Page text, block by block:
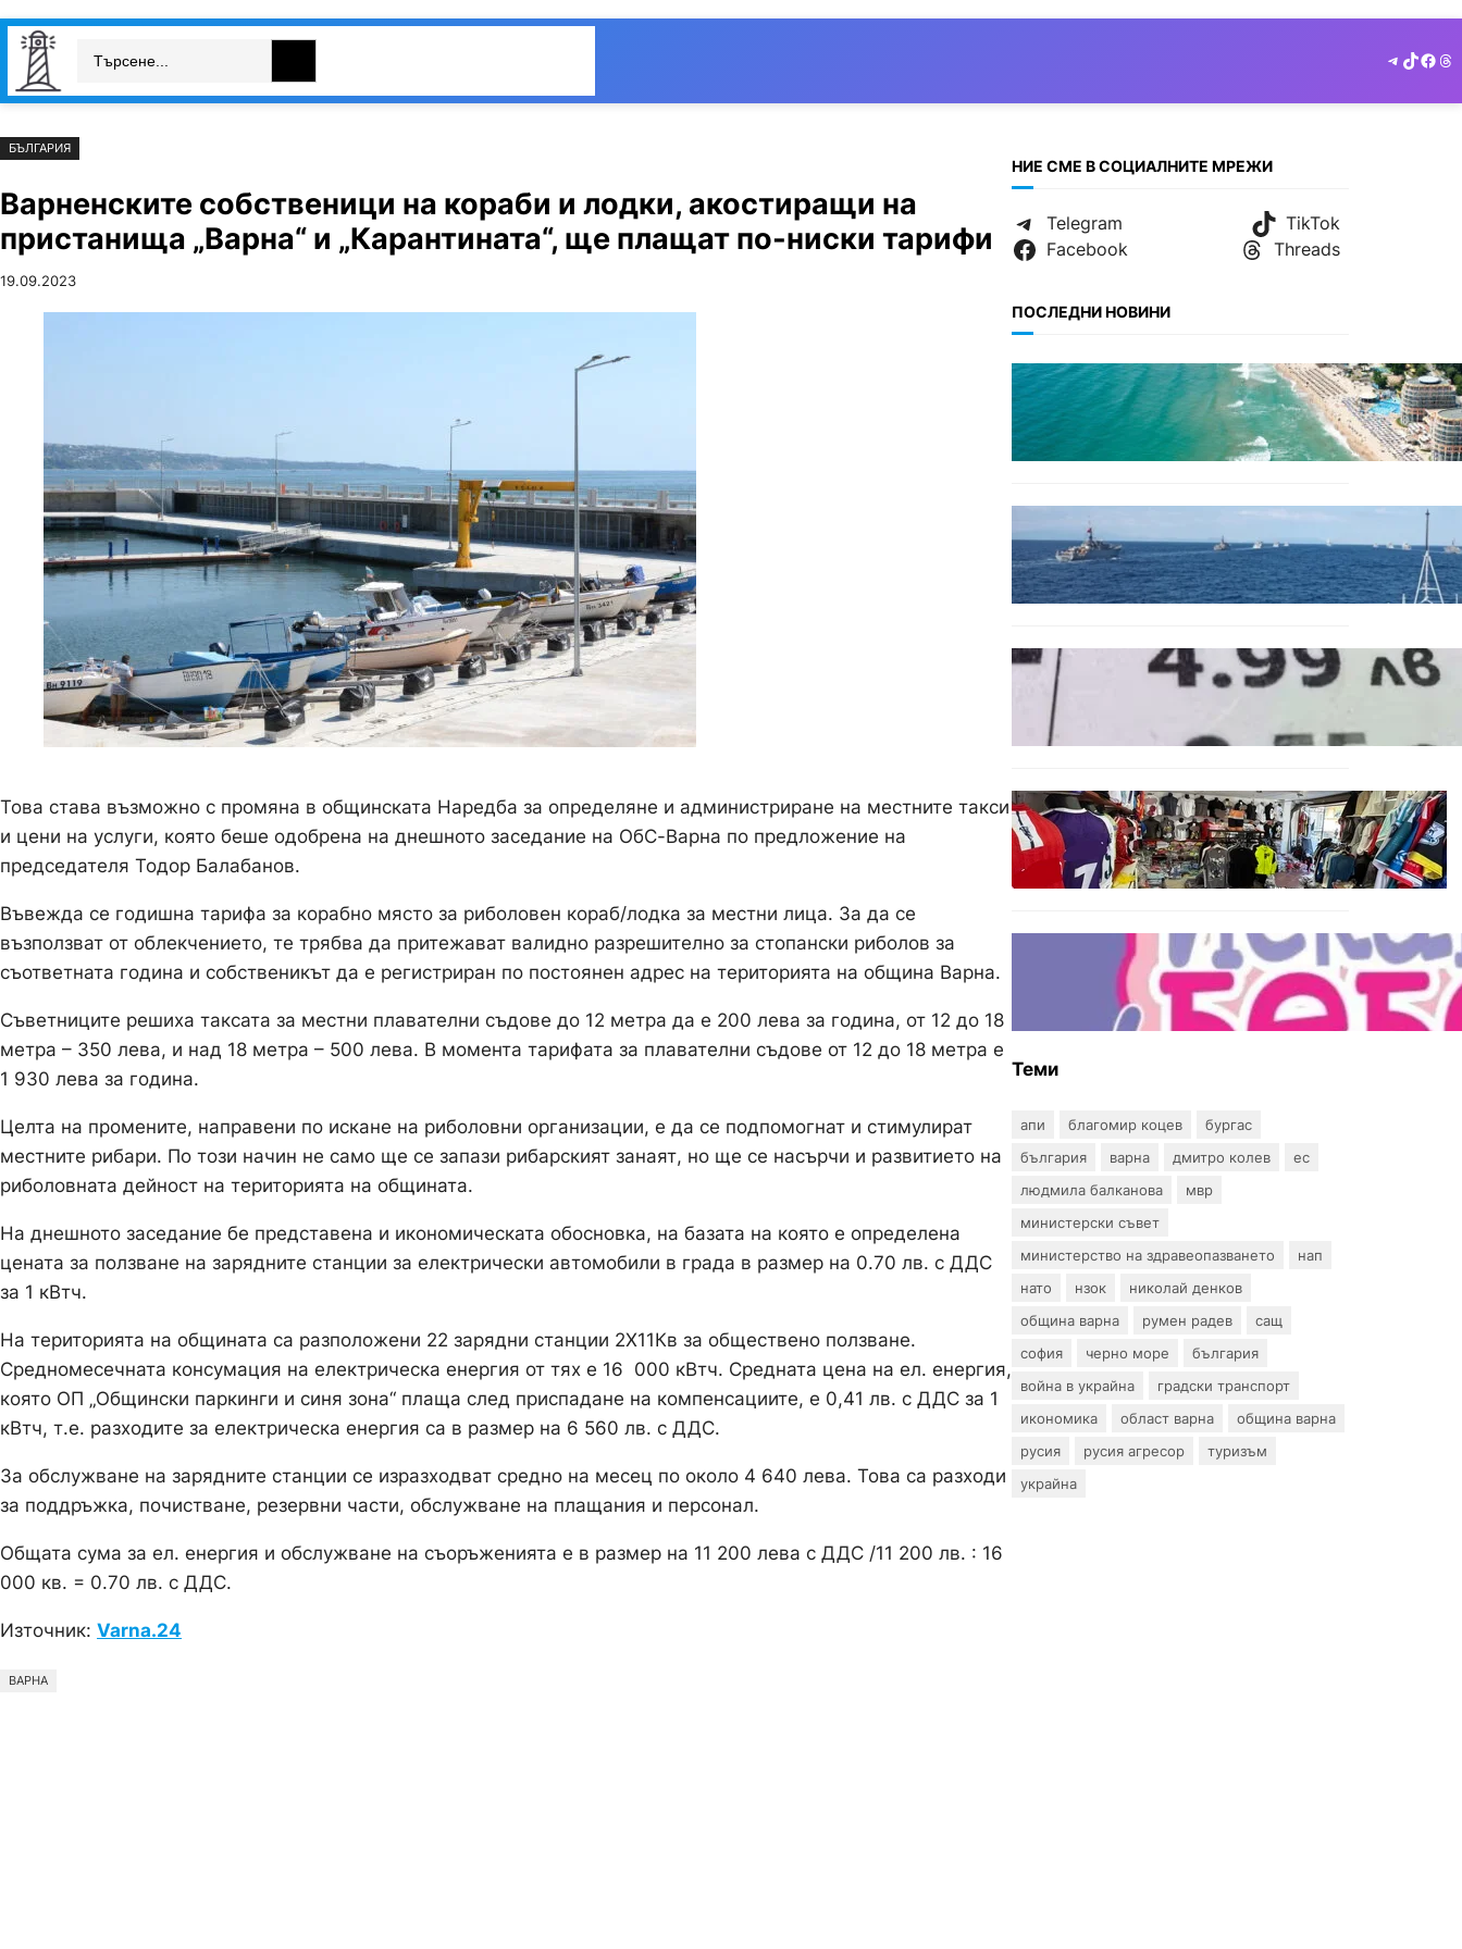
Към
съдържанието
Skip
cont
Telegram
TikTok
БЪЛГАРИЯ
Варненските собственици на кораби и лодки, акостиращи на
пристанища „Варна“ и „Карантината“, ще плащат по-ниски тарифи
19.09.2023
Това става възможно с промяна в общинската Наредба за определяне и администриране на местните такси
и цени на услуги, която беше одобрена на днешното заседание на ОбС-Варна по предложение на
председателя Тодор Балабанов.
Въвежда се годишна тарифа за корабно място за риболовен кораб/лодка за местни лица. За да се
възползват от облекчението, те трябва да притежават валидно разрешително за стопански риболов за
съответната година и собственикът да е регистриран по постоянен адрес на територията на община Варна.
Съветниците решиха таксата за местни плавателни съдове до 12 метра да е 200 лева за година, от 12 до 18
метра – 350 лева, и над 18 метра – 500 лева. В момента тарифата за плавателни съдове от 12 до 18 метра е
1 930 лева за година.
Целта на промените, направени по искане на риболовни организации, е да се подпомогнат и стимулират
местните рибари. По този начин не само ще се запази рибарският занаят, но ще се насърчи и развитието на
риболовната дейност на територията на общината.
На днешното заседание бе представена и икономическата обосновка, на базата на която е определена
цената за ползване на зарядните станции за електрически автомобили в града в размер на 0.70 лв. с ДДС
за 1 кВтч.
На територията на общината са разположени 22 зарядни станции 2Х11Кв за обществено ползване.
Средномесечната консумация на електрическа енергия от тях е 16 000 кВтч. Средната цена на ел. енергия,
която ОП „Общински паркинги и синя зона“ плаща след приспадане на компенсациите, е 0,41 лв. с ДДС за 1
кВтч, т.е. разходите за електрическа енергия са в размер на 6 560 лв. с ДДС.
За обслужване на зарядните станции се изразходват средно на месец по около 4 640 лева. Това са разходи
за поддръжка, почистване, резервни части, обслужване на плащания и персонал.
Общата сума за ел. енергия и обслужване на съоръженията е в размер на 11 200 лева с ДДС /11 200 лв. : 16
000 кв. = 0.70 лв. с ДДС.
Източник: Varna.24
ВАРНА
НИЕ СМЕ В СОЦИАЛНИТЕ МРЕЖИ
Telegram
TikTok
Facebook
Threads
ПОСЛЕДНИ НОВИНИ
ИКОНОМИКА
Интерактивна карта
показва всички водни бази
по Черноморието
Нов минен ловец за
българския флот пристига
до края на годината
БЪЛГАРИЯ
Левът изчезва от
само в евро
БЪЛГАРИЯ
Иззеха фалшиви стоки за
близо 650 000 евро при
акция във Варна и „Златни
пясъци“
Инвитро подкрепата под
въпрос? „Искам бебе“ се
обяви срещу
прехвърлянето на Центъра
Теми
апи благомир коцев
бургас
българия
варна дмитро колев
ес
людмила балканова
мвр
министерски съвет
министерство на здравеопазването
нап
нато
нзок
николай денков
община варна
румен радев
сащ
софия
черно море
българия
война в украйна
градски транспорт
икономика
област варна
община варна
русия
русия агресор
туризъм
украйна